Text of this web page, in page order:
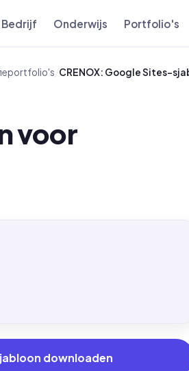
Bedrijf Onderwijs Portfolio's
/CRENOX: Google Sites-
voor
downloaden